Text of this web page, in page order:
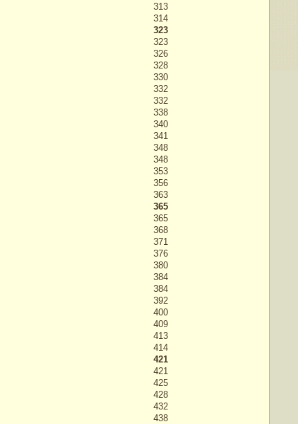
313
314
323
323
326
328
330
332
332
338
340
341
348
348
353
356
363
365
365
368
371
376
380
384
384
392
400
409
413
414
421
421
425
428
432
438